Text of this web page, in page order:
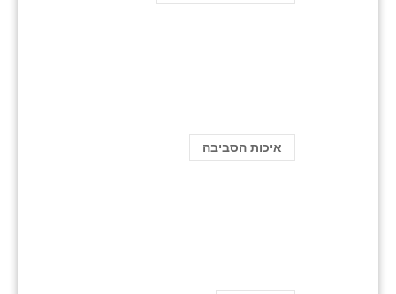
איכות הסביבה